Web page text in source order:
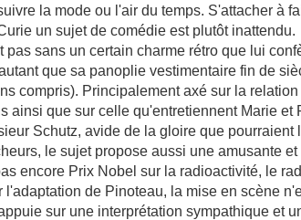
la mode ou l'air du temps. S'attacher à
un sujet de comédie est plutôt inattendu.
pas sans un certain charme rétro que lui
que sa panoplie vestimentaire fin de
compris). Principalement axé sur la
ainsi que sur celle qu'entretiennent Marie et
Schutz, avide de la gloire que pourraient
le sujet propose aussi une amusante
encore Prix Nobel sur la radioactivité, le
de Pinoteau, la mise en scène
sur une interprétation sympathique et